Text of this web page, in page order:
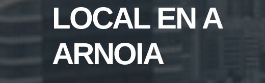
LOCAL EN A
ARNOIA